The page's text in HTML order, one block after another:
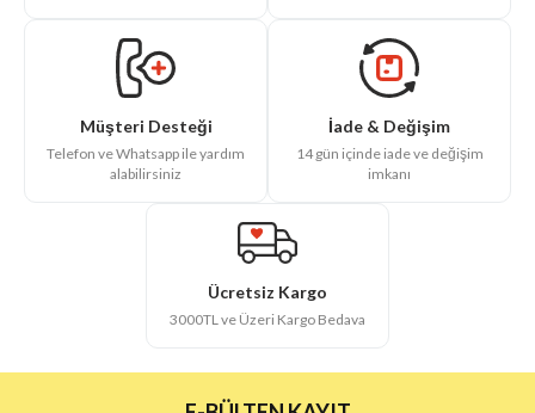
Müşteri Desteği
Telefon ve Whatsapp ile yardım
alabilirsiniz
İade & Değişim
14 gün içinde iade ve değişim
imkanı
Ücretsiz Kargo
3000TL ve Üzeri Kargo Bedava